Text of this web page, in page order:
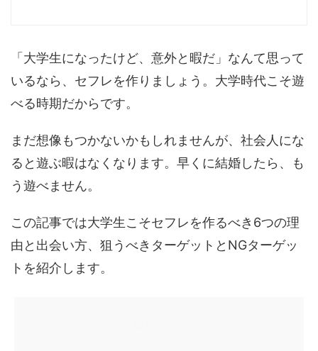
「大学生になったけど、意外と暇だ」なんて思って
いるなら、セフレを作りましょう。大学時代こそ遊
べる時期だからです。
まだ想像もつかないかもしれませんが、社会人にな
ると遊ぶ暇はなくなります。早くに結婚したら、も
う遊べません。
この記事では大学生こそセフレを作るべき6つの理
由と出会い方、狙うべきターゲットとNGターゲッ
トを紹介します。